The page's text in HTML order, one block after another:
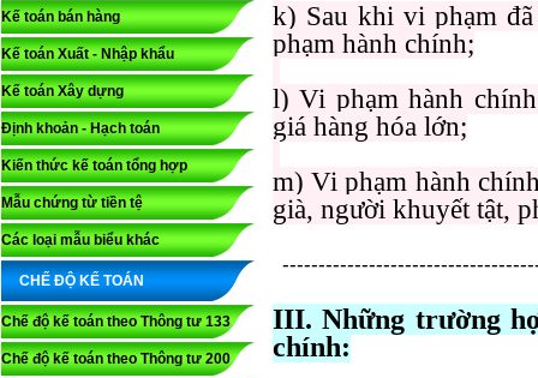
Kế toán bán hàng
Kế toán Xuất - Nhập khẩu
Kế toán Xây dựng
Định khoản - Hạch toán
Kiến thức kế toán tổng hợp
Mẫu chứng từ tiền tệ
Các loại mẫu biểu khác
CHẾ ĐỘ KẾ TOÁN
Chế độ kế toán theo Thông tư 133
Chế độ kế toán theo Thông tư 200
k) Sau khi vi phạm
phạm hành chính;
l) Vi phạm hành
giá hàng hóa lớn;
m) Vi phạm hành
già, người khuyết tật,
III. Những trường
chính: